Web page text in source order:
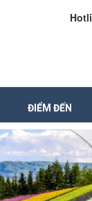
ĐIỂM ĐẾN